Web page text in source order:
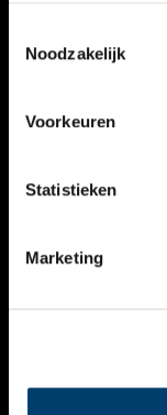
Noodzakelijk
Voorkeuren
Statistieken
Marketing
VERHALEN
KALENDER
THEMA’S
VIDEO’S
CONTACT